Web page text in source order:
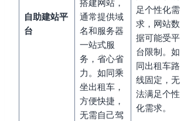
自助建站平
台
搭建网站，
通常提供域
名和服务器
一站式服
务，省心省
力。如同乘
坐出租车，
方便快捷，
无需自己驾
足个性化需
求，网站数
据可能受平
台限制。如
同出租车路
线固定，无
法满足个性
化需求。